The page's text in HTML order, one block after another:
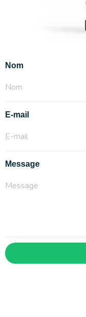
Nom
E-mail
Message